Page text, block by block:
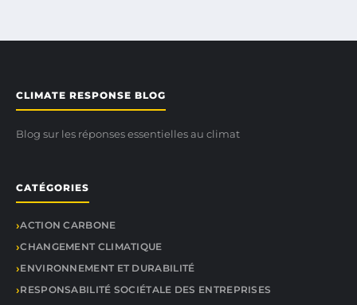
CLIMATE RESPONSE BLOG
Blog sur les réponses essentielles au climat
CATÉGORIES
ACTION CARBONE
CHANGEMENT CLIMATIQUE
ENVIRONNEMENT ET DURABILITÉ
RESPONSABILITÉ SOCIÉTALE DES ENTREPRISES